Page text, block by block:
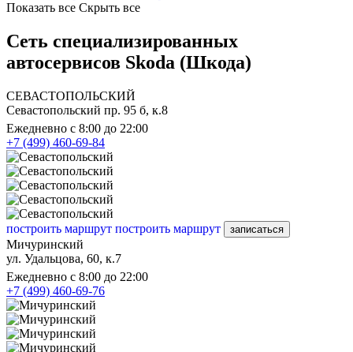
Показать все Скрыть все
Сеть специализированных
автосервисов Skoda (Шкода)
СЕВАСТОПОЛЬСКИЙ
Севастопольский пр. 95 б, к.8
Ежедневно с 8:00 до 22:00
+7 (499) 460-69-84
построить маршрут построить маршрут записаться
Мичуринский
ул. Удальцова, 60, к.7
Ежедневно с 8:00 до 22:00
+7 (499) 460-69-76